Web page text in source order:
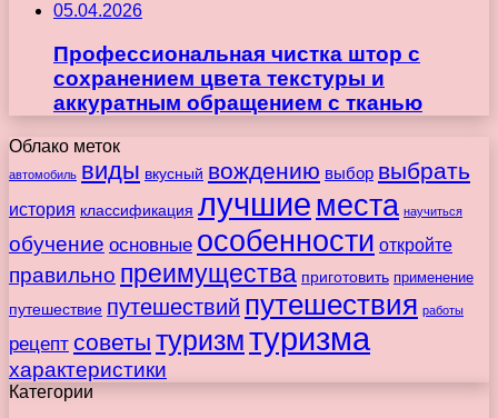
05.04.2026
Профессиональная чистка штор с
сохранением цвета текстуры и
аккуратным обращением с тканью
Облако меток
автомобиль виды вкусный вождению выбор выбрать
история классификация лучшиеместа научиться
обучение основные особенности откройте
правильно преимущества приготовить применение
путешествие путешествий путешествия работы
рецепт советы туризмтуризма
характеристики
Категории